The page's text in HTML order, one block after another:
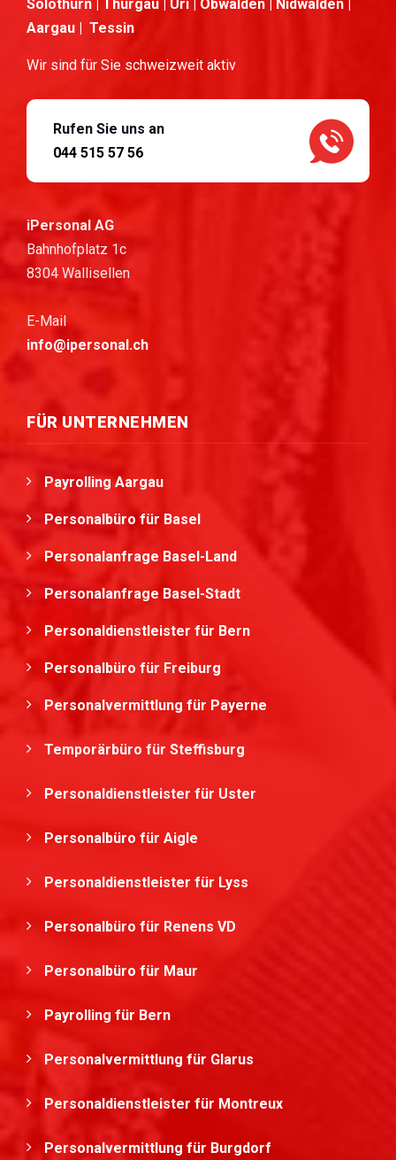
Solothurn | Thurgau | Uri | Obwalden | Nidwalden |
Aargau | Tessin
Wir sind für Sie schweizweit aktiv
Rufen Sie uns an
044 515 57 56
iPersonal AG
Bahnhofplatz 1c
8304 Wallisellen
E-Mail
info@ipersonal.ch
FÜR UNTERNEHMEN
Payrolling Aargau
Personalbüro für Basel
Personalanfrage Basel-Land
Personalanfrage Basel-Stadt
Personaldienstleister für Bern
Personalbüro für Freiburg
Personalvermittlung für Payerne
Temporärbüro für Steffisburg
Personaldienstleister für Uster
Personalbüro für Aigle
Personaldienstleister für Lyss
Personalbüro für Renens VD
Personalbüro für Maur
Payrolling für Bern
Personalvermittlung für Glarus
Personaldienstleister für Montreux
Personalvermittlung für Burgdorf